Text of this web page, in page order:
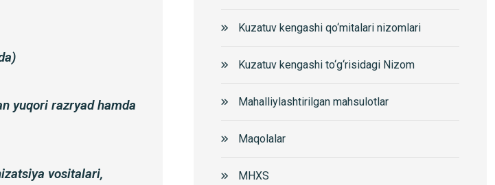
yuqori razryad hamda
vositalari,
Kuzatuv kengashi qo‘mitalari nizomlari
Kuzatuv kengashi to‘g‘risidagi Nizom
Mahalliylashtirilgan mahsulotlar
Maqolalar
MHXS